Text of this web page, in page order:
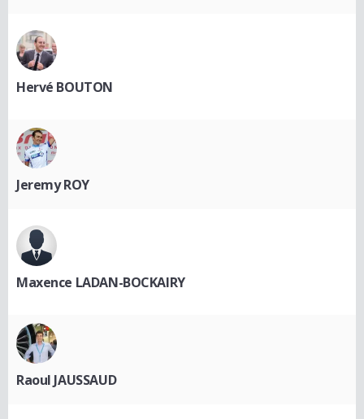
Hervé BOUTON
Jeremy ROY
Maxence LADAN-BOCKAIRY
Raoul JAUSSAUD